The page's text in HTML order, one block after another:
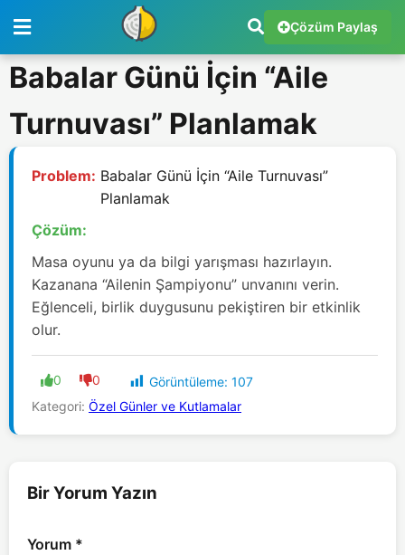
Çözüm Paylaş
Babalar Günü İçin “Aile
Turnuvası” Planlamak
Problem: Babalar Günü İçin “Aile Turnuvası”
Planlamak
Çözüm:
Masa oyunu ya da bilgi yarışması hazırlayın.
Kazanana “Ailenin Şampiyonu” unvanını verin.
Eğlenceli, birlik duygusunu pekiştiren bir etkinlik
olur.
0 0 Görüntüleme: 107
Kategori: Özel Günler ve Kutlamalar
Bir Yorum Yazın
Yorum *